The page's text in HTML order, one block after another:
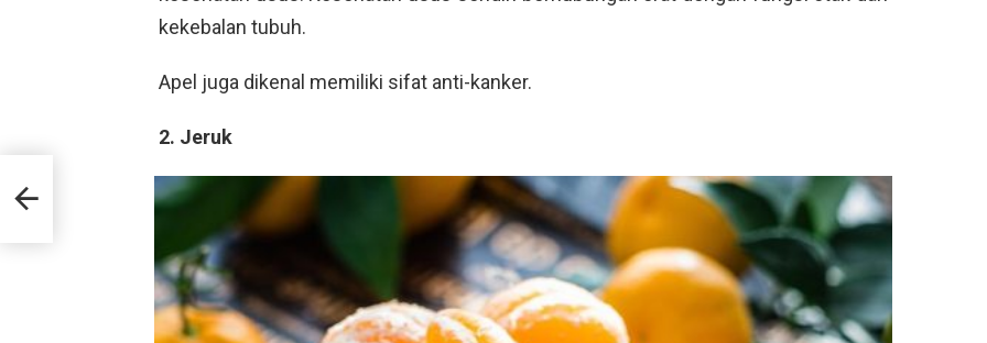
kekebalan tubuh.
Apel juga dikenal memiliki sifat anti-kanker.
2. Jeruk